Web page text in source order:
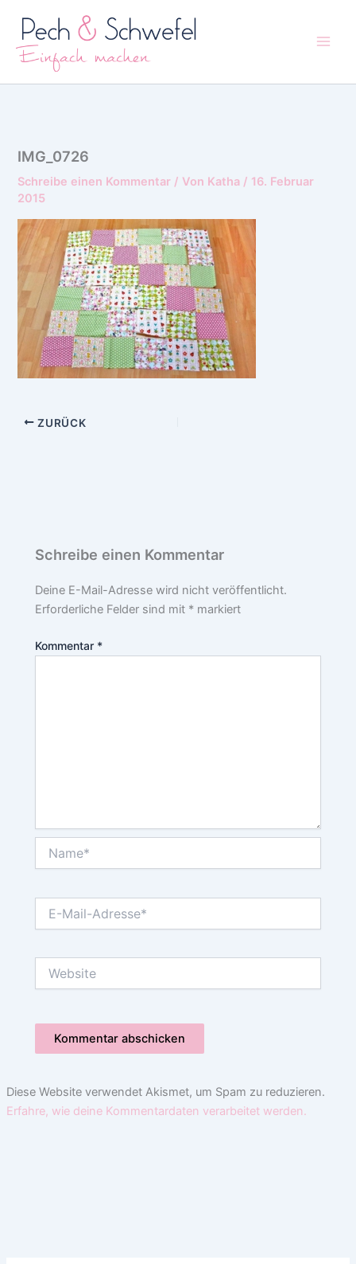
Inhalt
springen
IMG_0726
Schreibe einen Kommentar / Von Katha / 16. Februar
2015
ZURÜCK
Schreibe einen Kommentar
Deine E-Mail-Adresse wird nicht veröffentlicht.
Erforderliche Felder sind mit * markiert
Kommentar *
Mail-
Diese Website verwendet Akismet, um Spam zu reduzieren.
Erfahre, wie deine Kommentardaten verarbeitet werden.